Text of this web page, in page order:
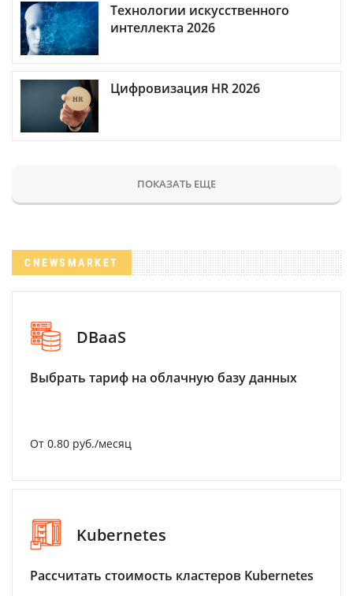
Технологии искусственного
интеллекта 2026
Цифровизация HR 2026
ПОКАЗАТЬ ЕЩЕ
CNEWSMARKET
DBaaS
Выбрать тариф на облачную базу данных
От 0.80 руб./месяц
Kubernetes
Рассчитать стоимость кластеров Kubernetes